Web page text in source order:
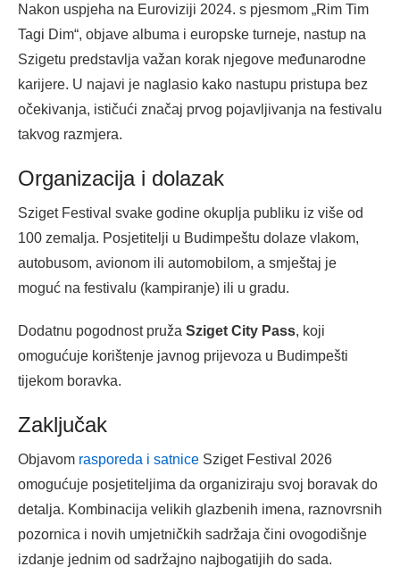
Nakon uspjeha na Euroviziji 2024. s pjesmom „Rim Tim
Tagi Dim“, objave albuma i europske turneje, nastup na
Szigetu predstavlja važan korak njegove međunarodne
karijere. U najavi je naglasio kako nastupu pristupa bez
očekivanja, ističući značaj prvog pojavljivanja na festivalu
takvog razmjera.
Organizacija i dolazak
Sziget Festival svake godine okuplja publiku iz više od
100 zemalja. Posjetitelji u Budimpeštu dolaze vlakom,
autobusom, avionom ili automobilom, a smještaj je
moguć na festivalu (kampiranje) ili u gradu.
Dodatnu pogodnost pruža Sziget City Pass, koji
omogućuje korištenje javnog prijevoza u Budimpešti
tijekom boravka.
Zaključak
Objavom rasporeda i satnice Sziget Festival 2026
omogućuje posjetiteljima da organiziraju svoj boravak do
detalja. Kombinacija velikih glazbenih imena, raznovrsnih
pozornica i novih umjetničkih sadržaja čini ovogodišnje
izdanje jednim od sadržajno najbogatijih do sada.